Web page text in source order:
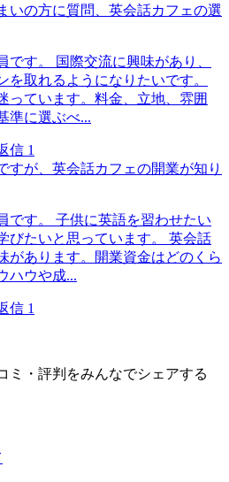
いの方に質問、英会話カフェの選
です。 国際交流に興味があり、
取れるようになりたいです。
っています。料金、立地、雰囲
準に選ぶべ...
信 1
すが、英会話カフェの開業が知り
です。 子供に英語を習わせたい
びたいと思っています。 英会話
があります。開業資金はどのくら
ハウや成...
信 1
ミ・評判をみんなでシェアする